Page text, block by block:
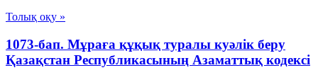
Толық оқу »
1073-бап. Мұраға құқық туралы куәлiк беру
Қазақстан Республикасының Азаматтық кодексi